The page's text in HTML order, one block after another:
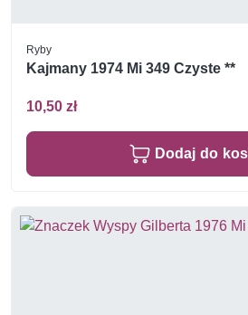
Ryby
Kajmany 1974 Mi 349 Czyste **
10,50 zł
Dodaj do